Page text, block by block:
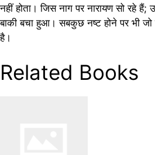
नहीं होता। जिस नाग पर नारायण सो रहे
बाकी बचा हुआ। सबकुछ नष्ट होने पर भी जो
है।
Related Books